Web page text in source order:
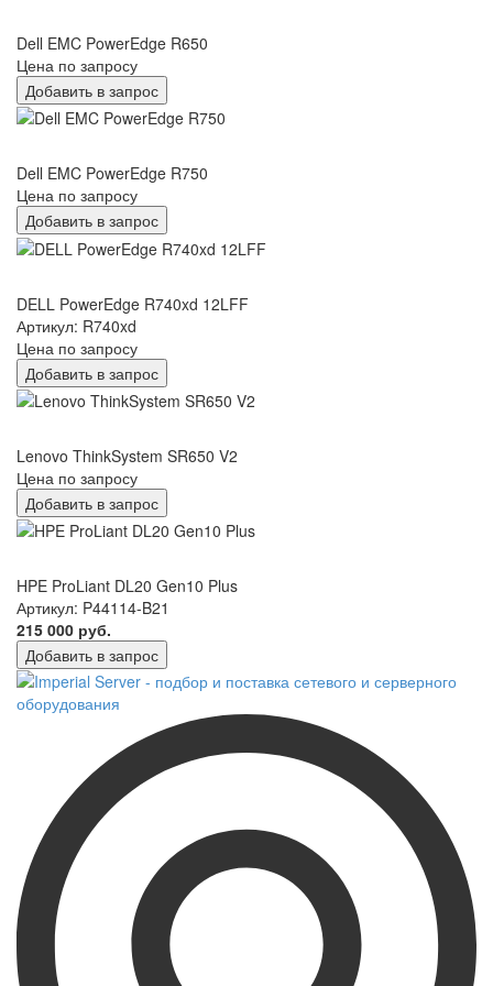
виртуализация, облачные вычисления и другие. Его высокая
производительность, надежность и масштабируемость делают
его идеальным выбором для бизнеса любого размера.
Dell EMC PowerEdge R650
Цена по запросу
Добавить в запрос
Dell EMC PowerEdge R750
Цена по запросу
Добавить в запрос
DELL PowerEdge R740xd 12LFF
Артикул: R740xd
Цена по запросу
Добавить в запрос
Lenovo ThinkSystem SR650 V2
Цена по запросу
Добавить в запрос
HPE ProLiant DL20 Gen10 Plus
Артикул: P44114-B21
215 000 руб.
Добавить в запрос